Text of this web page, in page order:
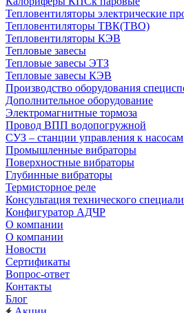
Тепловентиляторы электрические
Тепловентиляторы ТВК(ТВО)
Тепловентиляторы КЭВ
Тепловые завесы
Тепловые завесы ЭТЗ
Тепловые завесы КЭВ
Производство оборудования
Дополнительное оборудование
Электромагнитные тормоза
Провод ВПП водопогружной
СУЗ – станции управления к насосам
Промышленные вибраторы
Поверхностные вибраторы
Глубинные вибраторы
Термисторное реле
Консультация технического
Конфигуратор АДЧР
О компании
О компании
Новости
Сертификаты
Вопрос-ответ
Контакты
Блог